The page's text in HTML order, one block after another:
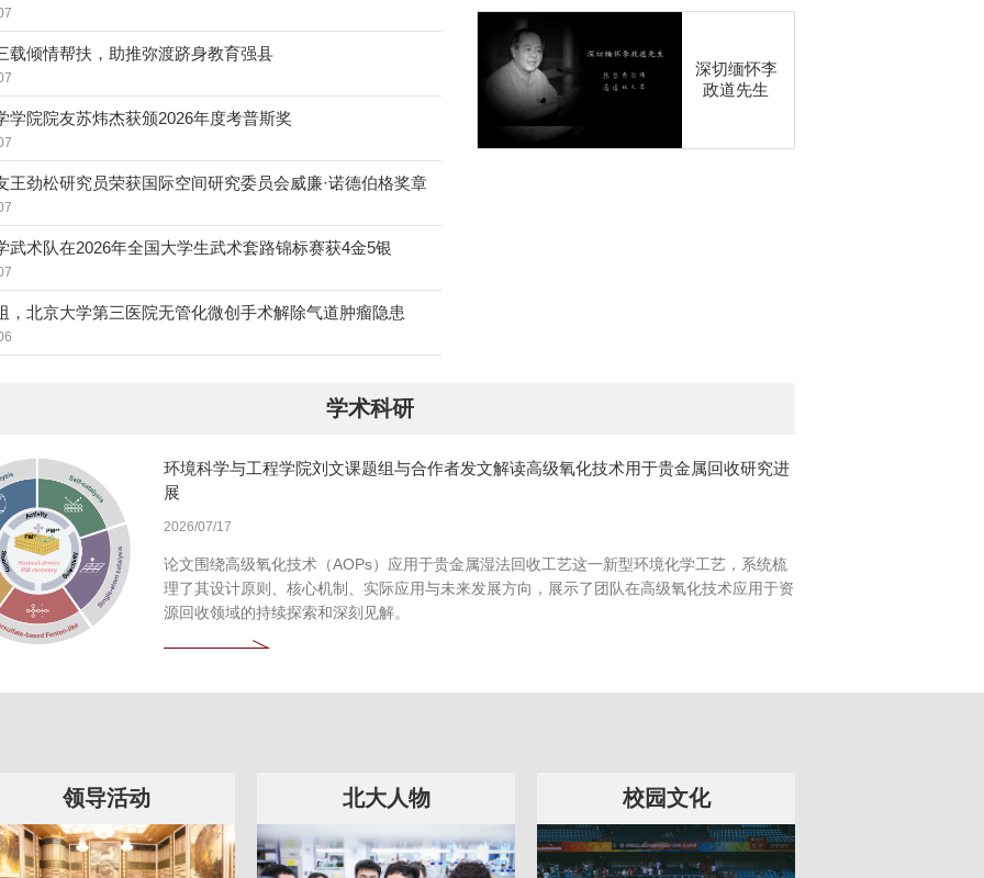
载倾情帮扶，助推弥渡跻身教育强县
学院院友苏炜杰获颁2026年度考普斯奖
王劲松研究员荣获国际空间研究委员会威廉·诺德伯格奖章
武术队在2026年全国大学生武术套路锦标赛获4金5银
，北京大学第三医院无管化微创手术解除气道肿瘤隐患
深切缅怀李
政道先生
学术科研
环境科学与工程学院刘文课题组与合作者发文解读高级氧化技术用于贵金属回收研究进
展
2026/07/17
论文围绕高级氧化技术（AOPs）应用于贵金属湿法回收工艺这一新型环境化学工艺，系统梳
理了其设计原则、核心机制、实际应用与未来发展方向，展示了团队在高级氧化技术应用于资
源回收领域的持续探索和深刻见解。
领导活动 北大人物 校园文化